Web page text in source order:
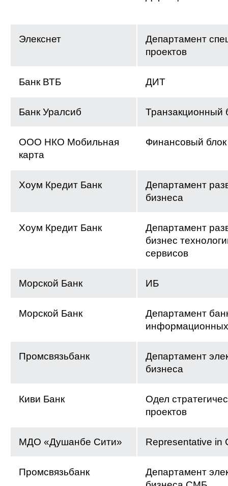
Элекснет
Департамент
проектов
Банк ВТБ ДИТ
Банк Уралсиб Транзакционный
ООО НКО Мобильная
карта
Финансовый блок
Хоум Кредит Банк
Департамент
бизнеса
Хоум Кредит Банк
Департамент
бизнес
сервисов
Морской Банк ИБ
Морской Банк
Департамент
Промсвязьбанк
Департамент
бизнеса
Киви Банк
Одел
проектов
МДО «Душанбе Сити» Representative in
Промсвязьбанк
Департамент